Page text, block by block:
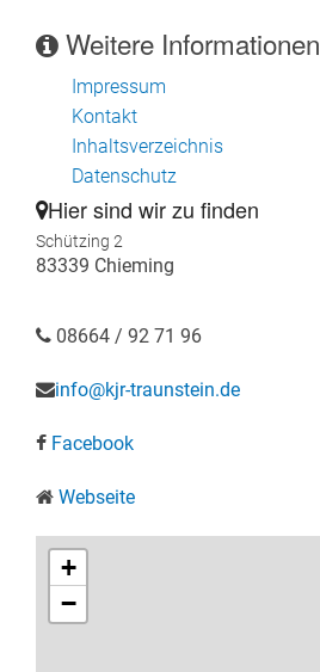
Weitere Informationen
Impressum
Kontakt
Inhaltsverzeichnis
Datenschutz
Hier sind wir zu finden
Schützing 2
83339 Chieming
08664 / 92 71 96
info@kjr-traunstein.de
Facebook
Webseite
+
−